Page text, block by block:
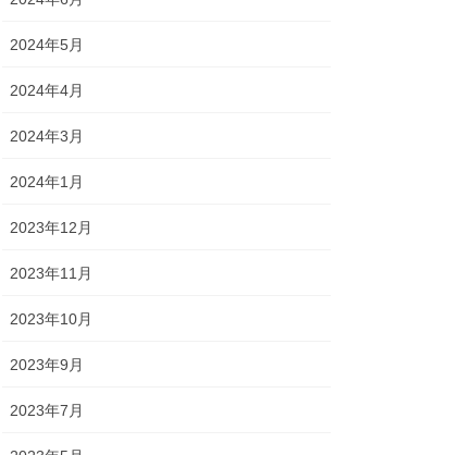
2024年5月
2024年4月
2024年3月
2024年1月
2023年12月
2023年11月
2023年10月
2023年9月
2023年7月